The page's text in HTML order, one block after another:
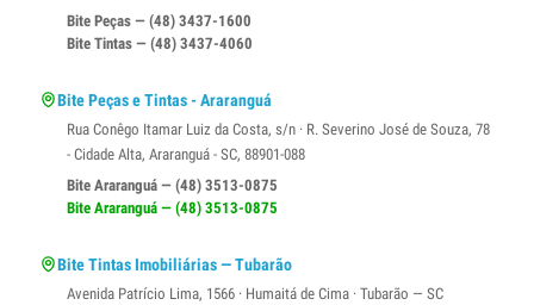
Bite Peças — (48) 3437-1600
Bite Tintas — (48) 3437-4060
Bite Peças e Tintas - Araranguá
Rua Conêgo Itamar Luiz da Costa, s/n · R. Severino José de Souza, 78
- Cidade Alta, Araranguá - SC, 88901-088
Bite Araranguá — (48) 3513-0875
Bite Araranguá — (48) 3513-0875
Bite Tintas Imobiliárias — Tubarão
Avenida Patrício Lima, 1566 · Humaitá de Cima · Tubarão — SC